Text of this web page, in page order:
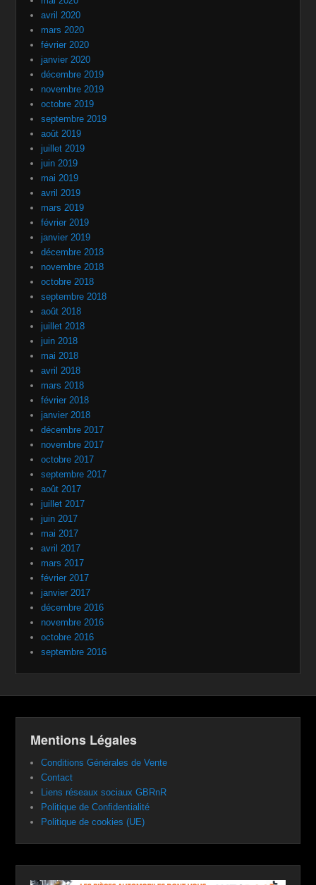
avril 2020
mars 2020
février 2020
janvier 2020
décembre 2019
novembre 2019
octobre 2019
septembre 2019
août 2019
juillet 2019
juin 2019
mai 2019
avril 2019
mars 2019
février 2019
janvier 2019
décembre 2018
novembre 2018
octobre 2018
septembre 2018
août 2018
juillet 2018
juin 2018
mai 2018
avril 2018
mars 2018
février 2018
janvier 2018
décembre 2017
novembre 2017
octobre 2017
septembre 2017
août 2017
juillet 2017
juin 2017
mai 2017
avril 2017
mars 2017
février 2017
janvier 2017
décembre 2016
novembre 2016
octobre 2016
septembre 2016
Mentions Légales
Conditions Générales de Vente
Contact
Liens réseaux sociaux GBRnR
Politique de Confidentialité
Politique de cookies (UE)